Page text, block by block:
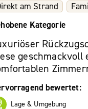
am Strand
Kategorie
bewertet:
Lage & Umgebung